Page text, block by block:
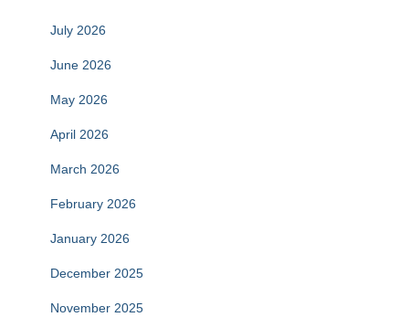
July 2026
June 2026
May 2026
April 2026
March 2026
February 2026
January 2026
December 2025
November 2025